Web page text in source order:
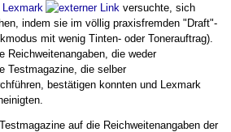
Lexmark
versuchte, sich
indem sie im völlig praxisfremden "Draft"-
mit wenig Tinten- oder Tonerauftrag).
Reichweitenangaben, die weder
Testmagazine, die selber
bestätigen konnten und Lexmark
auf die Reichweitenangaben der